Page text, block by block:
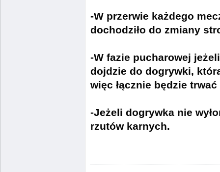
-W przerwie każdego
dochodziło do zmiany
-W fazie pucharowej
dojdzie do dogrywki,
więc łącznie będzie
-Jeżeli dogrywka nie
rzutów karnych.